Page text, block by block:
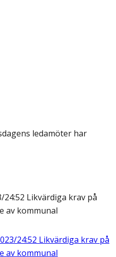
ledamöter har
Likvärdiga krav på
av kommunal
24:52 Likvärdiga krav på
av kommunal